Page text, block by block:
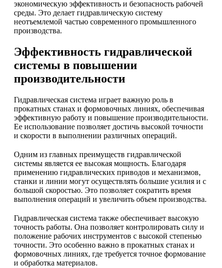
экономическую эффективность и безопасность рабочей
среды. Это делает гидравлическую систему
неотъемлемой частью современного промышленного
производства.
Эффективность гидравлической
системы в повышении
производительности
Гидравлическая система играет важную роль в
прокатных станах и формовочных линиях, обеспечивая
эффективную работу и повышение производительности.
Ее использование позволяет достичь высокой точности
и скорости в выполнении различных операций.
Одним из главных преимуществ гидравлической
системы является ее высокая мощность. Благодаря
применению гидравлических приводов и механизмов,
станки и линии могут осуществлять большие усилия и с
большой скоростью. Это позволяет сократить время
выполнения операций и увеличить объем производства.
Гидравлическая система также обеспечивает высокую
точность работы. Она позволяет контролировать силу и
положение рабочих инструментов с высокой степенью
точности. Это особенно важно в прокатных станах и
формовочных линиях, где требуется точное формование
и обработка материалов.